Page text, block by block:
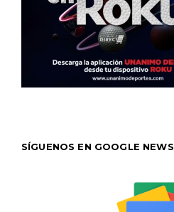
SÍGUENOS EN GOOGLE NEWS